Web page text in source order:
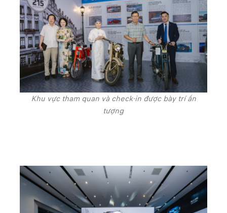
Khu vực tham quan và check-in được bày trí ấn
tượng